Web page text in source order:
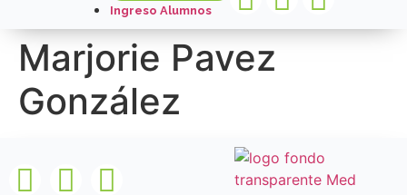
Ingreso Alumnos
Marjorie Pavez
González